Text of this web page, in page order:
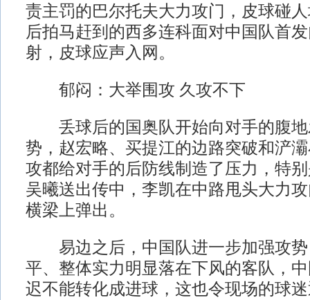
责主罚的巴尔托夫大力攻门，皮球碰
后拍马赶到的西多连科面对中国队首
射，皮球应声入网。
郁闷：大举围攻 久攻不下
丢球后的国奥队开始向对手的腹地
势，赵宏略、买提江的边路突破和浐
攻都给对手的后防线制造了压力，特
吴曦送出传中，李凯在中路甩头大力
横梁上弹出。
易边之后，中国队进一步加强攻势
平、整体实力明显落在下风的客队，
迟不能转化成进球，这也令现场的球